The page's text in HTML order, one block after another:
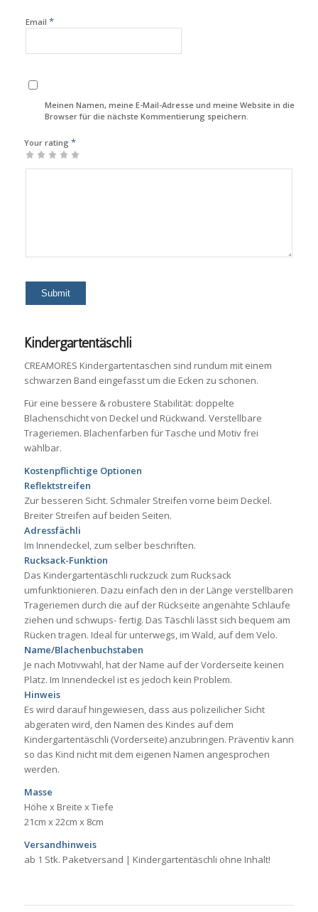
Email *
Meinen Namen, meine E-Mail-Adresse und meine Website in diesem
Browser für die nächste Kommentierung speichern.
Your rating *
1
2
3
4
5
Kindergartentäschli
CREAMORES Kindergartentaschen sind rundum mit einem
schwarzen Band eingefasst um die Ecken zu schonen.
Für eine bessere & robustere Stabilität: doppelte
Blachenschicht von Deckel und Rückwand. Verstellbare
Trageriemen. Blachenfarben für Tasche und Motiv frei
wählbar.
Kostenpflichtige Optionen
Reflektstreifen
Zur besseren Sicht. Schmaler Streifen vorne beim Deckel.
Breiter Streifen auf beiden Seiten.
Adressfächli
Im Innendeckel, zum selber beschriften.
Rucksack-Funktion
Das Kindergartentäschli ruckzuck zum Rucksack
umfunktionieren. Dazu einfach den in der Länge verstellbaren
Trageriemen durch die auf der Rückseite angenähte Schlaufe
ziehen und schwups- fertig. Das Täschli lässt sich bequem am
Rücken tragen. Ideal für unterwegs, im Wald, auf dem Velo.
Name/Blachenbuchstaben
Je nach Motivwahl, hat der Name auf der Vorderseite keinen
Platz. Im Innendeckel ist es jedoch kein Problem.
Hinweis
Es wird darauf hingewiesen, dass aus polizeilicher Sicht
abgeraten wird, den Namen des Kindes auf dem
Kindergartentäschli (Vorderseite) anzubringen. Präventiv kann
so das Kind nicht mit dem eigenen Namen angesprochen
werden.
Masse
Höhe x Breite x Tiefe
21cm x 22cm x 8cm
Versandhinweis
ab 1 Stk. Paketversand | Kindergartentäschli ohne Inhalt!